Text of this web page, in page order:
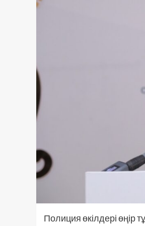
Полиция өкілдері өңір